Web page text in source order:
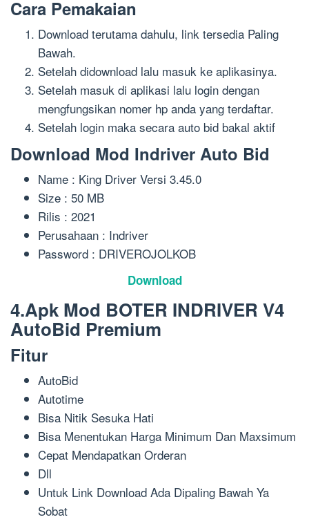
Cara Pemakaian
Download terutama dahulu, link tersedia Paling
Bawah.
Setelah didownload lalu masuk ke aplikasinya.
Setelah masuk di aplikasi lalu login dengan
mengfungsikan nomer hp anda yang terdaftar.
Setelah login maka secara auto bid bakal aktif
Download Mod Indriver Auto Bid
Name : King Driver Versi 3.45.0
Size : 50 MB
Rilis : 2021
Perusahaan : Indriver
Password : DRIVEROJOLKOB
Download
4.Apk Mod BOTER INDRIVER V4
AutoBid Premium
Fitur
AutoBid
Autotime
Bisa Nitik Sesuka Hati
Bisa Menentukan Harga Minimum Dan Maxsimum
Cepat Mendapatkan Orderan
Dll
Untuk Link Download Ada Dipaling Bawah Ya
Sobat